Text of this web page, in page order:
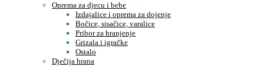
Oprema za djecu i bebe
Izdajalice i oprema za dojenje
Bočice, sisačice, varalice
Pribor za hranjenje
Grizala i igračke
Ostalo
Dječija hrana